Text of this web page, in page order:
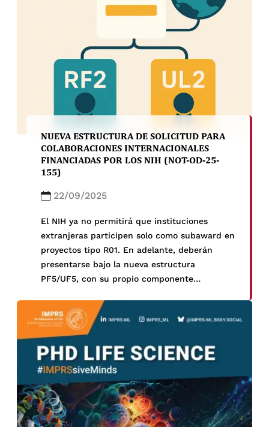
NUEVA ESTRUCTURA DE SOLICITUD PARA
COLABORACIONES INTERNACIONALES
FINANCIADAS POR LOS NIH (NOT-OD-25-
155)
22/09/2025
El NIH ya no permitirá que instituciones
extranjeras participen solo como subaward en
proyectos tipo R01. En adelante, deberán
presentarse bajo la nueva estructura
PF5/UF5, con su propio componente
UPCH recibirá directamente un premio RF2 o
UL2, con todas las obligaciones
administrativas y financieras
correspondientes. Esto supone un reto
importante, pero también una gran
oportunidad para fortalecer la posición de
nuestra institución como socio estratégico en
investigación internacional.